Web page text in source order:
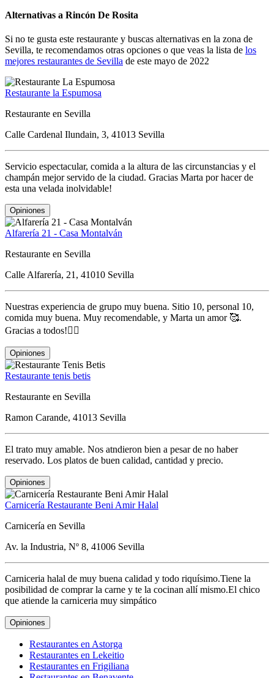
Alternativas a Rincón De Rosita
Si no te gusta este restaurante y buscas alternativas en la zona de
Sevilla, te recomendamos otras opciones o que veas la lista de los
mejores restaurantes de Sevilla de este mayo de 2022
Restaurante la Espumosa
Restaurante en Sevilla
Calle Cardenal Ilundain, 3, 41013 Sevilla
Servicio espectacular, comida a la altura de las circunstancias y el
champán mejor servido de la ciudad. Gracias Marta por hacer de
esta una velada inolvidable!
Opiniones
Alfarería 21 - Casa Montalván
Restaurante en Sevilla
Calle Alfarería, 21, 41010 Sevilla
Nuestras experiencia de grupo muy buena. Sitio 10, personal 10,
comida muy buena. Muy recomendable, y Marta un amor 🥰.
Gracias a todos!👌🏼
Opiniones
Restaurante tenis betis
Restaurante en Sevilla
Ramon Carande, 41013 Sevilla
El trato muy amable. Nos atndieron bien a pesar de no haber
reservado. Los platos de buen calidad, cantidad y precio.
Opiniones
Carnicería Restaurante Beni Amir Halal
Carnicería en Sevilla
Av. la Industria, Nº 8, 41006 Sevilla
Carniceria halal de muy buena calidad y todo riquísimo.Tiene la
posibilidad de comprar la carne y te la cocinan allí mismo.El chico
que atiende la carniceria muy simpático
Opiniones
Restaurantes en Astorga
Restaurantes en Lekeitio
Restaurantes en Frigiliana